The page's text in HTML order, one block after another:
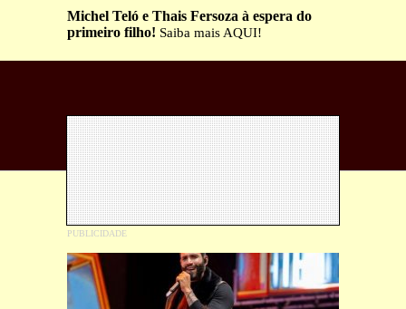
Michel Teló e Thais Fersoza à espera do
primeiro filho! Saiba mais AQUI!